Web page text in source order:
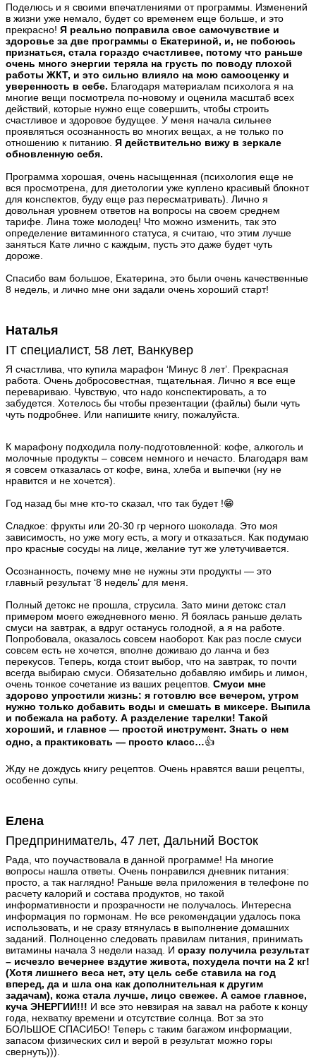
Поделюсь и я своими впечатлениями от программы. Изменений
в жизни уже немало, будет со временем еще больше, и это
прекрасно! Я реально поправила свое самочувствие и
здоровье за две программы с Екатериной, и, не побоюсь
признаться, стала гораздо счастливее, потому что раньше
очень много энергии теряла на грусть по поводу плохой
работы ЖКТ, и это сильно влияло на мою самооценку и
уверенность в себе. Благодаря материалам психолога я на
многие вещи посмотрела по-новому и оценила масштаб всех
действий, которые нужно еще совершить, чтобы строить
счастливое и здоровое будущее. У меня начала сильнее
проявляться осознанность во многих вещах, а не только по
отношению к питанию. Я действительно вижу в зеркале
обновленную себя.
Программа хорошая, очень насыщенная (психология еще не
вся просмотрена, для диетологии уже куплено красивый блокнот
для конспектов, буду еще раз пересматривать). Лично я
довольная уровнем ответов на вопросы на своем среднем
тарифе. Лина тоже молодец! Что можно изменить, так это
определение витаминного статуса, я считаю, что этим лучше
заняться Кате лично с каждым, пусть это даже будет чуть
дороже.
Спасибо вам большое, Екатерина, это были очень качественные
8 недель, и лично мне они задали очень хороший старт!
Наталья
IT специалист, 58 лет, Ванкувер
Я счастлива, что купила марафон ‘Минус 8 лет’. Прекрасная
работа. Очень добросовестная, тщательная. Лично я все еще
перевариваю. Чувствую, что надо конспектировать, а то
забудется. Хотелось бы чтобы презентации (файлы) были чуть
чуть подробнее. Или напишите книгу, пожалуйста.
К марафону подходила полу-подготовленной: кофе, алкоголь и
молочные продукты – совсем немного и нечасто. Благодаря вам
я совсем отказалась от кофе, вина, хлеба и выпечки (ну не
нравится и не хочется).
Год назад бы мне кто-то сказал, что так будет !😁
Сладкое: фрукты или 20-30 гр черного шоколада. Это моя
зависимость, но уже могу есть, а могу и отказаться. Как подумаю
про красные сосуды на лице, желание тут же улетучивается.
Осознанность, почему мне не нужны эти продукты — это
главный результат ‘8 недель’ для меня.
Полный детокс не прошла, струсила. Зато мини детокс стал
примером моего ежедневного меню. Я боялась раньше делать
смуси на завтрак, а вдруг останусь голодной, а я на работе.
Попробовала, оказалось совсем наоборот. Как раз после смуси
совсем есть не хочется, вполне доживаю до ланча и без
перекусов. Теперь, когда стоит выбор, что на завтрак, то почти
всегда выбираю смуси. Обязательно добавляю имбирь и лимон,
очень тонкое сочетание из ваших рецептов. Смуси мне
здорово упростили жизнь: я готовлю все вечером, утром
нужно только добавить воды и смешать в миксере. Выпила
и побежала на работу. А разделение тарелки! Такой
хороший, и главное — простой инструмент. Знать о нем
одно, а практиковать — просто класс…👍
Жду не дождусь книгу рецептов. Очень нравятся ваши рецепты,
особенно супы.
Елена
Предприниматель, 47 лет, Дальний Восток
Рада, что поучаствовала в данной программе! На многие
вопросы нашла ответы. Очень понравился дневник питания:
просто, а так наглядно! Раньше вела приложения в телефоне по
расчету калорий и состава продуктов, но такой
информативности и прозрачности не получалось. Интересна
информация по гормонам. Не все рекомендации удалось пока
использовать, и не сразу втянулась в выполнение домашних
заданий. Полноценно следовать правилам питания, принимать
витамины начала 3 недели назад. И сразу получила результат
– исчезло вечернее вздутие живота, похудела почти на 2 кг!
(Хотя лишнего веса нет, эту цель себе ставила на год
вперед, да и шла она как дополнительная к другим
задачам), кожа стала лучше, лицо свежее. А самое главное,
куча ЭНЕРГИИ!!! И все это невзирая на завал на работе к концу
года, нехватку времени и отсутствие солнца. Вот за это
БОЛЬШОЕ СПАСИБО! Теперь с таким багажом информации,
запасом физических сил и верой в результат можно горы
свернуть))).